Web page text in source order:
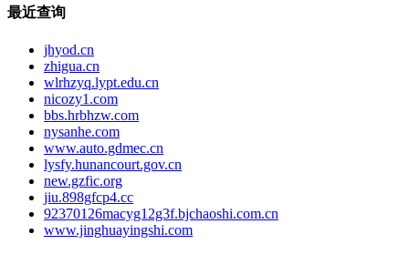
最近查询
jhyod.cn
zhigua.cn
wlrhzyq.lypt.edu.cn
nicozy1.com
bbs.hrbhzw.com
nysanhe.com
www.auto.gdmec.cn
lysfy.hunancourt.gov.cn
new.gzfic.org
jiu.898gfcp4.cc
92370126macyg12g3f.bjchaoshi.com.cn
www.jinghuayingshi.com